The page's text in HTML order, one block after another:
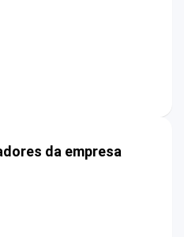
da empresa